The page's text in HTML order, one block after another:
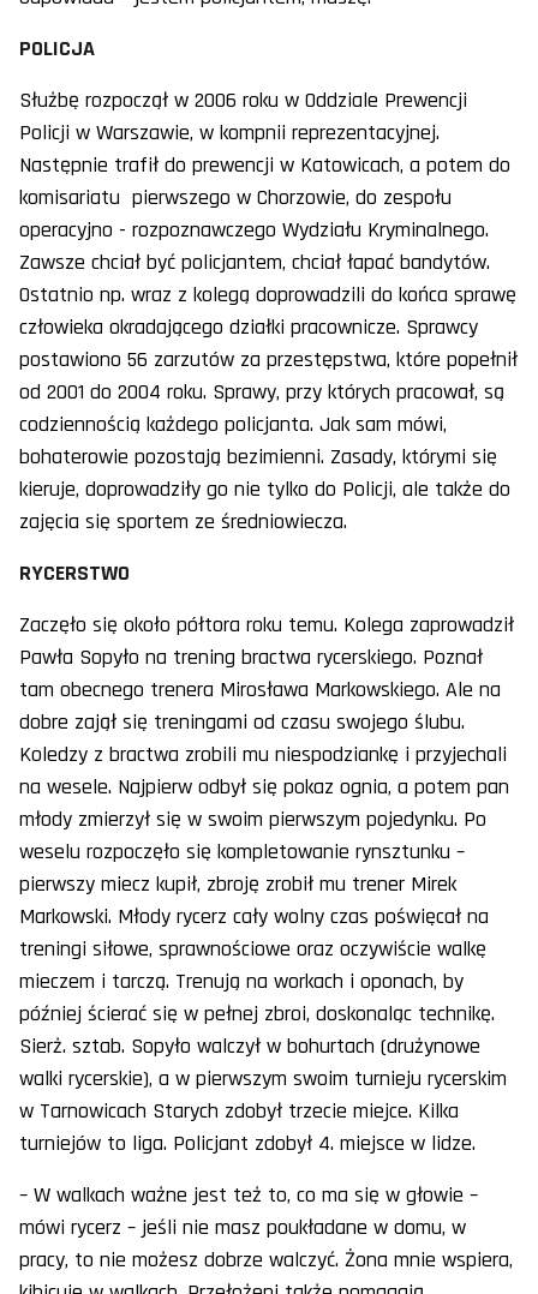
POLICJA
Służbę rozpoczął w 2006 roku w Oddziale Prewencji
Policji w Warszawie, w kompnii reprezentacyjnej.
Następnie trafił do prewencji w Katowicach, a potem do
komisariatu pierwszego w Chorzowie, do zespołu
operacyjno - rozpoznawczego Wydziału Kryminalnego.
Zawsze chciał być policjantem, chciał łapać bandytów.
Ostatnio np. wraz z kolegą doprowadzili do końca sprawę
człowieka okradającego działki pracownicze. Sprawcy
postawiono 56 zarzutów za przestępstwa, które popełnił
od 2001 do 2004 roku. Sprawy, przy których pracował, są
codziennością każdego policjanta. Jak sam mówi,
bohaterowie pozostają bezimienni. Zasady, którymi się
kieruje, doprowadziły go nie tylko do Policji, ale także do
zajęcia się sportem ze średniowiecza.
RYCERSTWO
Zaczęło się około półtora roku temu. Kolega zaprowadził
Pawła Sopyło na trening bractwa rycerskiego. Poznał
tam obecnego trenera Mirosława Markowskiego. Ale na
dobre zajął się treningami od czasu swojego ślubu.
Koledzy z bractwa zrobili mu niespodziankę i przyjechali
na wesele. Najpierw odbył się pokaz ognia, a potem pan
młody zmierzył się w swoim pierwszym pojedynku. Po
weselu rozpoczęło się kompletowanie rynsztunku –
pierwszy miecz kupił, zbroję zrobił mu trener Mirek
Markowski. Młody rycerz cały wolny czas poświęcał na
treningi siłowe, sprawnościowe oraz oczywiście walkę
mieczem i tarczą. Trenują na workach i oponach, by
później ścierać się w pełnej zbroi, doskonaląc technikę.
Sierż. sztab. Sopyło walczył w bohurtach (drużynowe
walki rycerskie), a w pierwszym swoim turnieju rycerskim
w Tarnowicach Starych zdobył trzecie miejce. Kilka
turniejów to liga. Policjant zdobył 4. miejsce w lidze.
– W walkach ważne jest też to, co ma się w głowie –
mówi rycerz – jeśli nie masz poukładane w domu, w
pracy, to nie możesz dobrze walczyć. Żona mnie wspiera,